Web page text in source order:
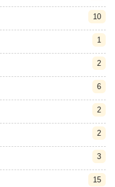
10
1
2
6
2
2
3
15